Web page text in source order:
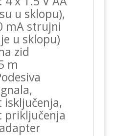
u sklopu),
mA strujni
u sklopu)
zid
m
isključenja,
priključenja